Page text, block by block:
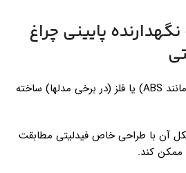
پایینی چراغ
: از پلاستیک مقاوم (مانند ABS) یا فلز (در برخی مدلها) ساخته
آن با طراحی خاص فیدلیتی مطابقت
ممکن کند.